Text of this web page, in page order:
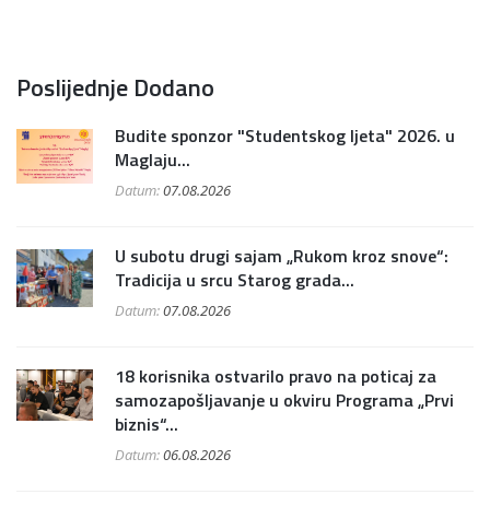
Poslijednje Dodano
Budite sponzor "Studentskog ljeta" 2026. u
Maglaju...
Datum:07.08.2026
U subotu drugi sajam „Rukom kroz snove“:
Tradicija u srcu Starog grada...
Datum:07.08.2026
18 korisnika ostvarilo pravo na poticaj za
samozapošljavanje u okviru Programa „Prvi
biznis“...
Datum:06.08.2026